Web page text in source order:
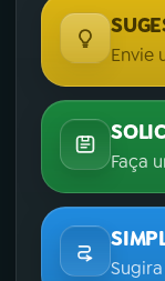
Envie
Faça